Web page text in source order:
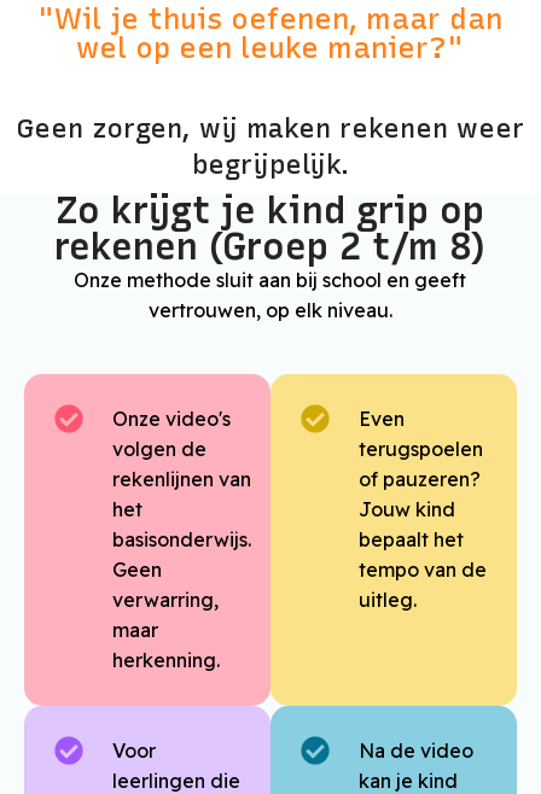
"Wil je thuis oefenen, maar dan
wel op een leuke manier?"
Geen zorgen, wij maken rekenen weer
begrijpelijk.
Zo krijgt je kind grip op
rekenen (Groep 2 t/m 8)
Onze methode sluit aan bij school en geeft
vertrouwen, op elk niveau.
Onze video's
volgen de
rekenlijnen van
het
basisonderwijs.
Geen
verwarring,
maar
herkenning.
Even
terugspoelen
of pauzeren?
Jouw kind
bepaalt het
tempo van de
uitleg.
Voor
leerlingen die
Na de video
kan je kind